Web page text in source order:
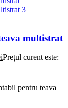
multistrat
Prețul curent este:
pentru teava